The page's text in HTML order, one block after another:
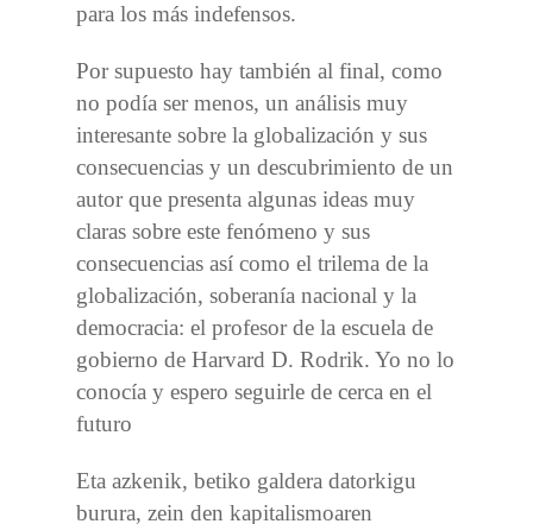
para los más indefensos.
Por supuesto hay también al final, como
no podía ser menos, un análisis muy
interesante sobre la globalización y sus
consecuencias y un descubrimiento de un
autor que presenta algunas ideas muy
claras sobre este fenómeno y sus
consecuencias así como el trilema de la
globalización, soberanía nacional y la
democracia: el profesor de la escuela de
gobierno de Harvard D. Rodrik. Yo no lo
conocía y espero seguirle de cerca en el
futuro
Eta azkenik, betiko galdera datorkigu
burura, zein den kapitalismoaren